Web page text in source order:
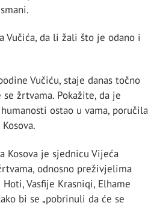
Vučića, da li žali što je odano i
Vučiću, staje danas točno
žrtvama. Pokažite, da je
ostao u vama, poručila
Kosova je sjednicu Vijeća
odnosno preživjelima
Vasfije Krasniqi, Elhame
bi se „pobrinuli da će se